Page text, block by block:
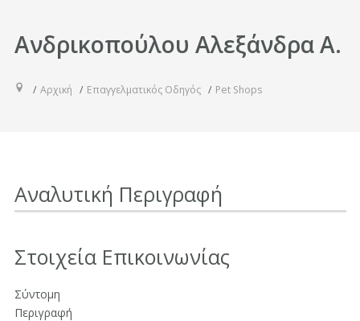
Ανδρικοπούλου Αλεξάνδρα Α.
Αρχική Επαγγελματικός Οδηγός Pet Shops
Αναλυτική Περιγραφή
Στοιχεία Επικοινωνίας
Σύντομη
Περιγραφή